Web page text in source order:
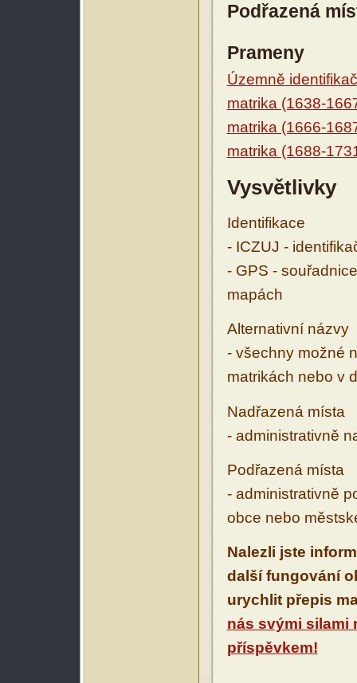
Podřazená
Prameny
Územně
matrika (1638-
matrika (1666-
matrika (1688-
Vysvětlivky
Identifikace
- ICZUJ -
- GPS -
mapách
Alternativní názvy
- všechny možné
matrikách nebo v
Nadřazená místa
- administrativně
Podřazená místa
- administrativně
obce nebo
Nalezli jste
další fungování
urychlit přepis
nás svými silami
příspěvkem!